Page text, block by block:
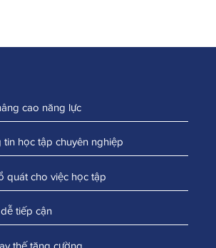
cao năng lực
học tập chuyên nghiệp
quát cho việc học tập
tiếp cận
thế tăng cường